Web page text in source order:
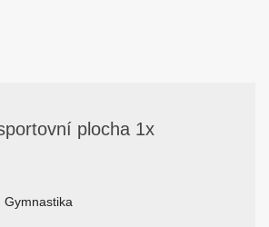
plocha 1x
Gymnastika